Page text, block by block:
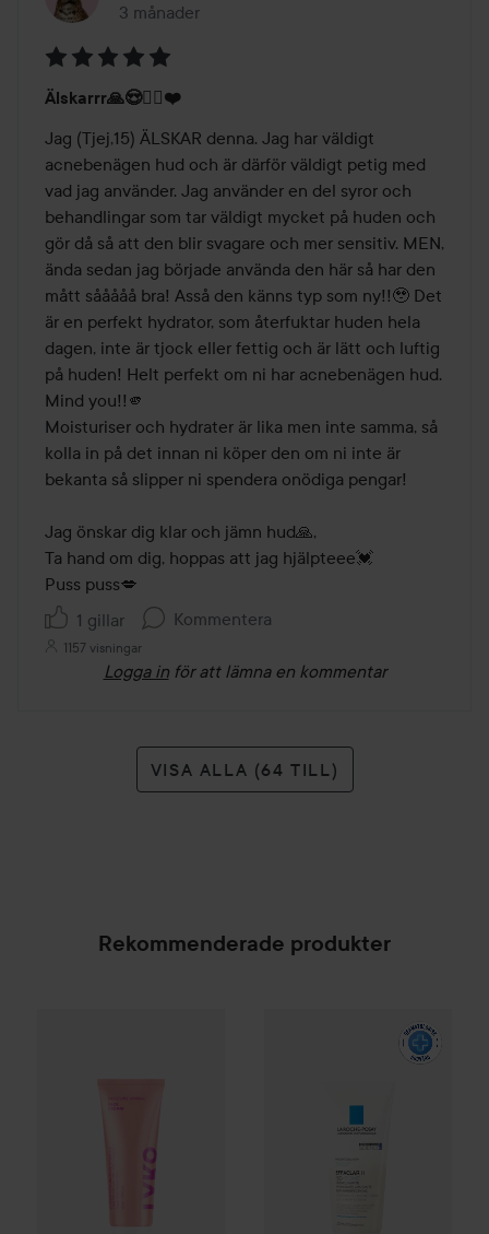
3 månader
Inlägget skapades 3 månader
5
av
5
Älskarrr🙏😍🙇‍♀️❤️
Jag (Tjej,15) ÄLSKAR denna. Jag har väldigt
acnebenägen hud och är därför väldigt petig med
vad jag använder. Jag använder en del syror och
behandlingar som tar väldigt mycket på huden och
gör då så att den blir svagare och mer sensitiv. MEN,
ända sedan jag började använda den här så har den
mått sååååå bra! Asså den känns typ som ny!!🥹 Det
är en perfekt hydrator, som återfuktar huden hela
dagen, inte är tjock eller fettig och är lätt och luftig
på huden! Helt perfekt om ni har acnebenägen hud.
Mind you!!🫵
Moisturiser och hydrater är lika men inte samma, så
kolla in på det innan ni köper den om ni inte är
bekanta så slipper ni spendera onödiga pengar!
Jag önskar dig klar och jämn hud🙏,
Ta hand om dig, hoppas att jag hjälpteee💓
Puss puss💋
1 gillar
Kommentera
1157 visningar
Logga in för att lämna en kommentar
VISA ALLA (64 TILL)
Rekommenderade produkter
169 kr
La Roche-Posay